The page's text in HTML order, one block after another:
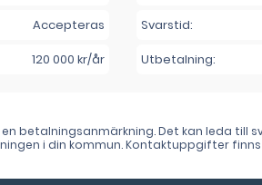
Accepteras
120 000 kr/år
Svarstid:
Utbetalning:
betalningsanmärkning. Det kan leda
i din kommun. Kontaktuppgifter